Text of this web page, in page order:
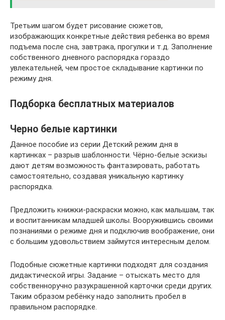
Третьим шагом будет рисование сюжетов,
изображающих конкретные действия ребенка во время
подъема после сна, завтрака, прогулки и т.д. Заполнение
собственного дневного распорядка гораздо
увлекательней, чем простое складывание картинки по
режиму дня.
Подборка бесплатных материалов
Черно белые картинки
Данное пособие из серии Детский режим дня в
картинках – разрыв шаблонности. Чёрно-белые эскизы
дают детям возможность фантазировать, работать
самостоятельно, создавая уникальную картинку
распорядка.
Предложить книжки-раскраски можно, как малышам, так
и воспитанникам младшей школы. Вооружившись своими
познаниями о режиме дня и подключив воображение, они
с большим удовольствием займутся интересным делом.
Подобные сюжетные картинки подходят для создания
дидактической игры. Задание – отыскать место для
собственноручно разукрашенной карточки среди других.
Таким образом ребёнку надо заполнить пробел в
правильном распорядке.